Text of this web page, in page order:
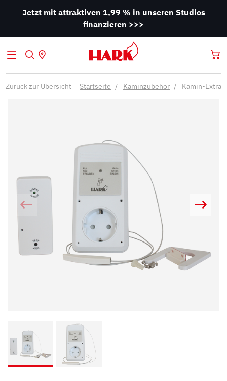
Jetzt mit attraktiven 1,99 % in unseren Studios
finanzieren >>>
Zurück zur Übersicht Startseite Kaminzubehör Kamin-Extras